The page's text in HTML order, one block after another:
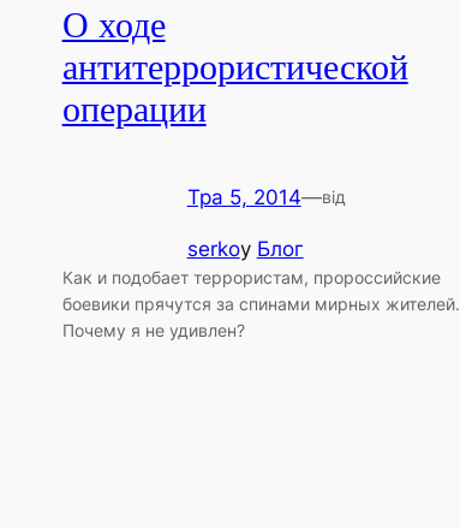
О ходе
антитеррористической
операции
Тра 5, 2014—від
serkoу Блог
Как и подобает террористам, пророссийские
боевики прячутся за спинами мирных жителей.
Почему я не удивлен?